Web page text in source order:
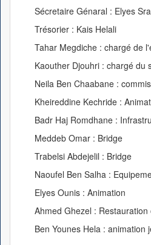
Sécretaire Génaral : Elyes
Trésorier : Kais Helali
Tahar Megdiche : chargé de
Kaouther Djouhri : chargé du
Neila Ben Chaabane :
Kheireddine Kechride :
Badr Haj Romdhane :
Meddeb Omar : Bridge
Trabelsi Abdejelil : Bridge
Naoufel Ben Salha :
Elyes Ounis : Animation
Ahmed Ghezel : Restauration
Ben Younes Hela : animation